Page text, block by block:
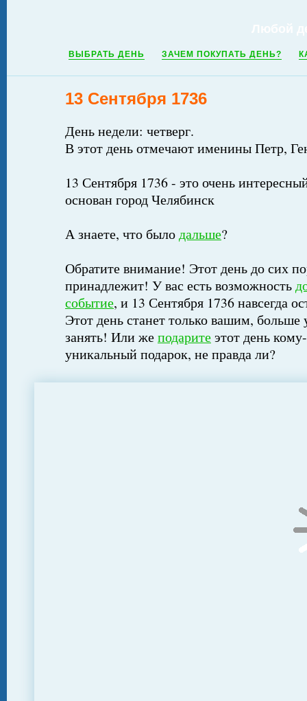
ВЫБРАТЬ ДЕНЬ ЗАЧЕМ ПОКУПАТЬ ДЕНЬ?
13 Сентября 1736
День недели: четверг.
В этот день отмечают именины Петр,
13 Сентября 1736 - это очень
основан город Челябинск
А знаете, что былодальше?
Обратите внимание! Этот день до сих
принадлежит! У вас есть возможность
событие, и 13 Сентября 1736 навсегда
Этот день станет только вашим,
занять! Или жеподаритеэтот день
уникальный подарок, не правда ли?